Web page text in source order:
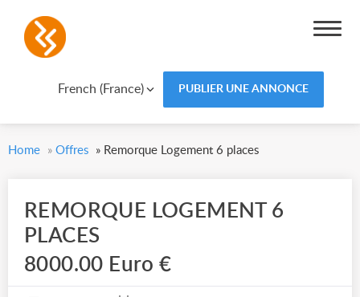
French (France) PUBLIER UNE ANNONCE
Home » Offres » Remorque Logement 6 places
REMORQUE LOGEMENT 6
PLACES
8000.00 Euro €